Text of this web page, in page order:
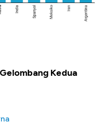
Kedua